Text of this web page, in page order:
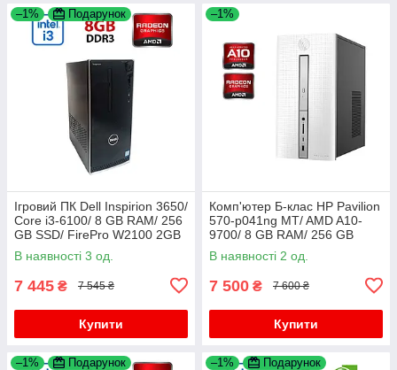
–1% Подарунок
Ігровий ПК Dell Inspirion 3650/
Core i3-6100/ 8 GB RAM/ 256
GB SSD/ FirePro W2100 2GB
В наявності 3 од.
7 445 ₴ 7 545 ₴
Купити
–1%
Комп'ютер Б-клас HP Pavilion
570-p041ng MT/ AMD A10-
9700/ 8 GB RAM/ 256 GB
SSD/ Radeon R5 M435 2GB
В наявності 2 од.
7 500 ₴ 7 600 ₴
Купити
–1% Подарунок –1% Подарунок